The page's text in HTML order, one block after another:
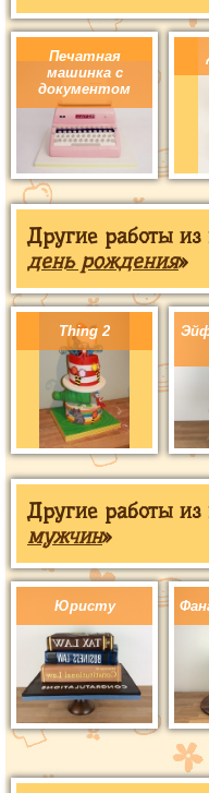
Печатная
машинка с
документом
Другие работы из
день рождения»
Thing 2
Другие работы из
мужчин»
Юристу